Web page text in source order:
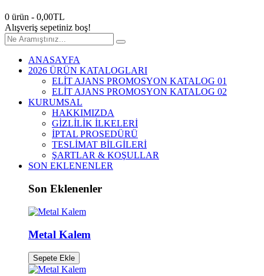
0 ürün - 0,00TL
Alışveriş sepetiniz boş!
ANASAYFA
2026 ÜRÜN KATALOGLARI
ELİT AJANS PROMOSYON KATALOG 01
ELİT AJANS PROMOSYON KATALOG 02
KURUMSAL
HAKKIMIZDA
GİZLİLİK İLKELERİ
İPTAL PROSEDÜRÜ
TESLİMAT BİLGİLERİ
ŞARTLAR & KOŞULLAR
SON EKLENENLER
Son Eklenenler
Metal Kalem